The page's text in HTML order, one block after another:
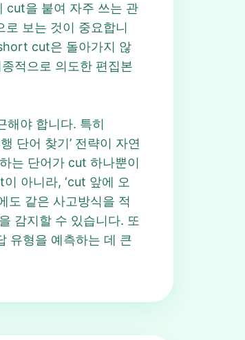
cut을 붙여 자주 쓰는 관
보는 것이 중요합니
cut은 돌아가지 않
적으로 의도한 편집본
해야 합니다. 특히
단어 찾기’ 전략이 자연
는 단어가 cut 하나뿐이
아니라, ‘cut 앞에 오
도 같은 사고방식을 적
감지할 수 있습니다. 또
유형을 예측하는 데 큰